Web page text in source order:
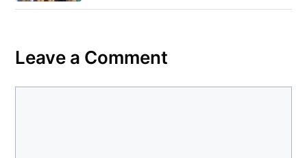
Leave a Comment